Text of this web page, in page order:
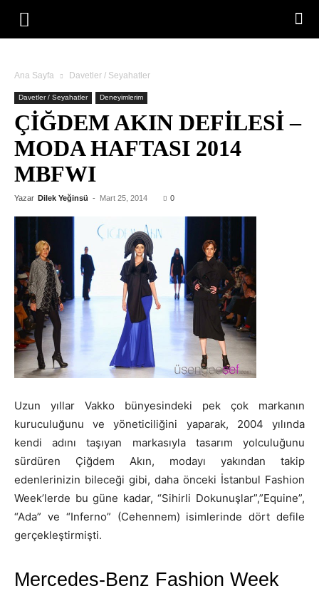
Ana Sayfa Davetler / Seyahatler
Davetler / Seyahatler Deneyimlerim
ÇIĞDEM AKIN DEFILESI –
MODA HAFTASI 2014
MBFWI
Yazar Dilek Yeğinsü - Mart 25, 2014 0
Uzun yıllar Vakko bünyesindeki pek çok markanın
kuruculuğunu ve yöneticiliğini yaparak, 2004 yılında
kendi adını taşıyan markasıyla tasarım yolculuğunu
sürdüren Çiğdem Akın, modayı yakından takip
edenlerinizin bileceği gibi, daha önceki İstanbul Fashion
Week’lerde bu güne kadar, “Sihirli Dokunuşlar”,”Equine”,
“Ada” ve “Inferno” (Cehennem) isimlerinde dört defile
gerçekleştirmişti.
Mercedes-Benz Fashion Week